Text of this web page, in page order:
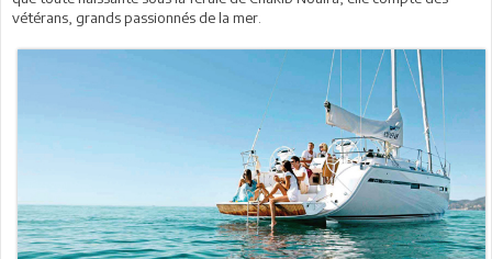
vétérans, grands passionnés de la mer.